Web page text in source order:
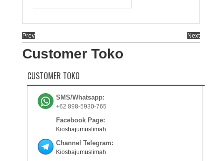
Prev Next
Customer Toko
CUSTOMER TOKO
SMS/Whatsapp:
+62 898-5930-765
Facebook Page:
Kiosbajumuslimah
Channel Telegram:
Kiosbajumuslimah